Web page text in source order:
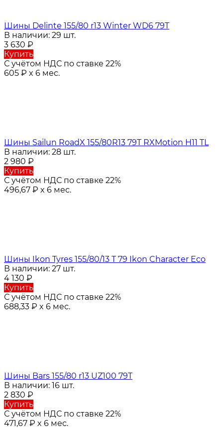
Шины Delinte 155/80 r13 Winter WD6 79T
В наличии: 29 шт.
3 630 ₽
Купить
С учётом НДС по ставке 22%
605 ₽ x 6 мес.
Шины Sailun RoadX 155/80R13 79T RXMotion H11 TL
В наличии: 28 шт.
2 980 ₽
Купить
С учётом НДС по ставке 22%
496,67 ₽ x 6 мес.
Шины Ikon Tyres 155/80/13 T 79 Ikon Character Eco
В наличии: 27 шт.
4 130 ₽
Купить
С учётом НДС по ставке 22%
688,33 ₽ x 6 мес.
Шины Bars 155/80 r13 UZ100 79T
В наличии: 16 шт.
2 830 ₽
Купить
С учётом НДС по ставке 22%
471,67 ₽ x 6 мес.